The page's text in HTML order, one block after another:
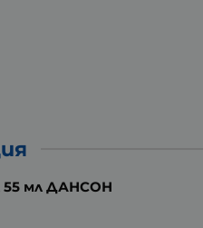
мл ДАНСОН